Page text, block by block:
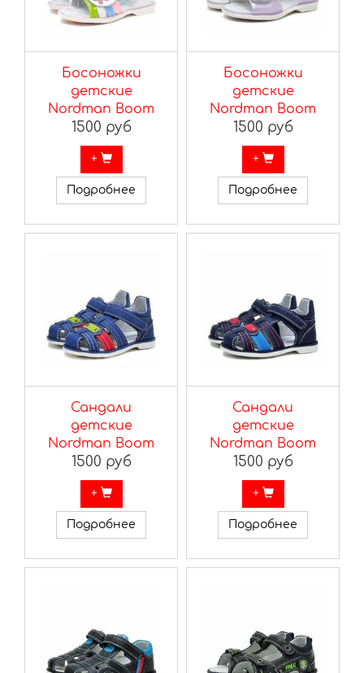
Босоножки
детские
Nordman Boom
1500 руб
+
Подробнее
Босоножки
детские
Nordman Boom
1500 руб
+
Подробнее
Сандали
детские
Nordman Boom
1500 руб
+
Подробнее
Сандали
детские
Nordman Boom
1500 руб
+
Подробнее